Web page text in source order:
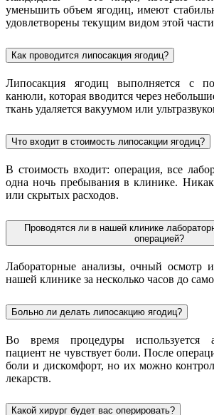
уменьшить объем ягодиц, имеют
удовлетворены текущим видом этой части
Как проводится липосакция ягодиц?
Липосакция ягодиц выполняется с
канюли, которая вводится через
ткань удаляется вакуумом или
Что входит в стоимость липосакции ягодиц?
В стоимость входит: операция, все
одна ночь пребывания в клинике.
или скрытых расходов.
Проводятся ли в нашей клинике
операцией?
Лабораторные анализы, очный осмотр
нашей клинике за несколько часов до
Больно ли делать липосакцию ягодиц?
Во время процедуры используется
пациент не чувствует боли. После
боли и дискомфорт, но их можно
лекарств.
Какой хирург будет вас оперировать?